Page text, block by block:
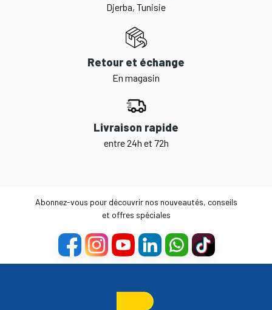
Djerba, Tunisie
Retour et échange
En magasin
Livraison rapide
entre 24h et 72h
Abonnez-vous pour découvrir nos nouveautés, conseils
et offres spéciales